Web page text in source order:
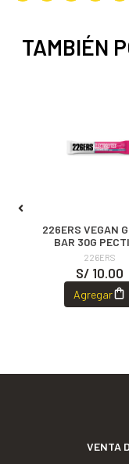
TAMBIÉN
226ERS VEGAN
BAR 30G
ELECTROLYTE
226ERS
S/ 10.00
Agregar
VENTA